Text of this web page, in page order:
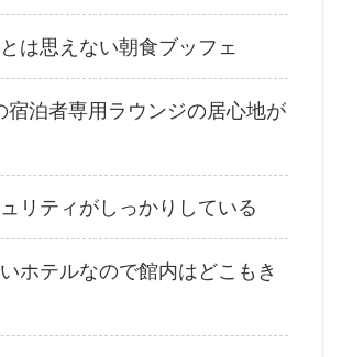
は思えない朝食ブッフェ
宿泊者専用ラウンジの居心地が
リティがしっかりしている
ホテルなので館内はどこもき